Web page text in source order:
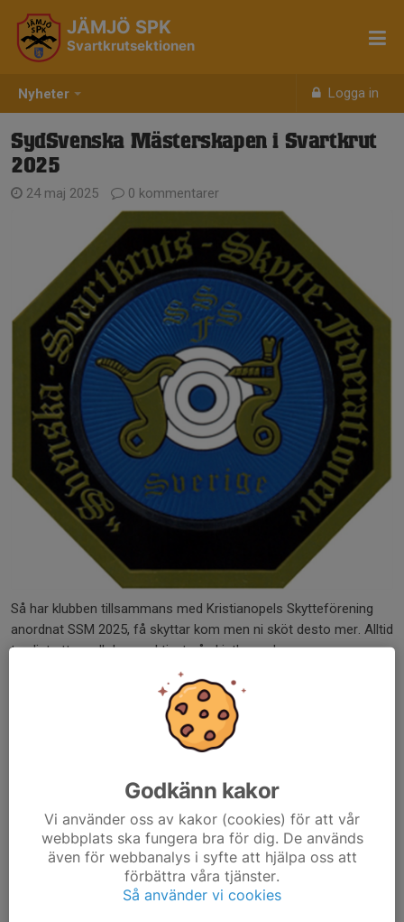
Nyheter Logga in
JÄMJÖ SPK
Svartkrutsektionen
SydSvenska Mästerskapen i Svartkrut
2025
24 maj 2025 0 kommentarer
Så har klubben tillsammans med Kristianopels Skytteförening
anordnat SSM 2025, få skyttar kom men ni sköt desto mer. Alltid
trevligt att se all denna aktivet på skjutbanan!
Kommentarer
Godkänn kakor
Vi använder oss av kakor (cookies) för att vår
webbplats ska fungera bra för dig. De används
även för webbanalys i syfte att hjälpa oss att
förbättra våra tjänster.
Så använder vi cookies